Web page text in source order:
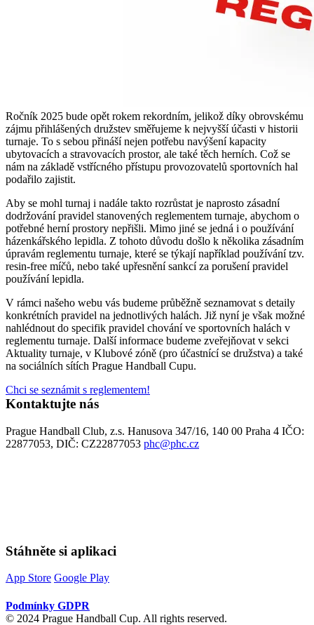
Ročník 2025 bude opět rokem rekordním, jelikož díky obrovskému
zájmu přihlášených družstev směřujeme k nejvyšší účasti v historii
turnaje. To s sebou přináší nejen potřebu navýšení kapacity
ubytovacích a stravovacích prostor, ale také těch herních. Což se
nám na základě vstřícného přístupu provozovatelů sportovních hal
podařilo zajistit.
Aby se mohl turnaj i nadále takto rozrůstat je naprosto zásadní
dodržování pravidel stanovených reglementem turnaje, abychom o
potřebné herní prostory nepřišli. Mimo jiné se jedná i o používání
házenkářského lepidla. Z tohoto důvodu došlo k několika zásadním
úpravám reglementu turnaje, které se týkají například používání tzv.
resin-free míčů, nebo také upřesnění sankcí za porušení pravidel
používání lepidla.
V rámci našeho webu vás budeme průběžně seznamovat s detaily
konkrétních pravidel na jednotlivých halách. Již nyní je však možné
nahlédnout do specifik pravidel chování ve sportovních halách v
reglementu turnaje. Další informace budeme zveřejňovat v sekci
Aktuality turnaje, v Klubové zóně (pro účastnící se družstva) a také
na sociálních sítích Prague Handball Cupu.
Chci se seznámit s reglementem!
Kontaktujte nás
Prague Handball Club, z.s. Hanusova 347/16, 140 00 Praha 4 IČO:
22877053, DIČ: CZ22877053 phc@phc.cz
Stáhněte si aplikaci
App Store Google Play
Podmínky GDPR
© 2024 Prague Handball Cup. All rights reserved.